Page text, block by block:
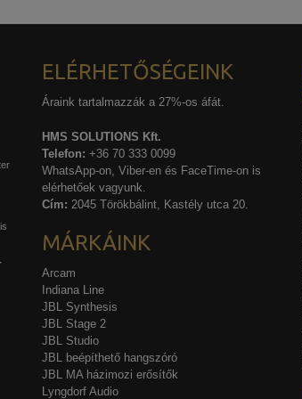
ELÉRHETŐSÉGEINK
Áraink tartalmazzák a 27%-os áfát.
HMS SOLUTIONS Kft.
Telefon: +36 70 333 0099
WhatsApp-on, Viber-en és FaceTime-on is
elérhetőek vagyunk.
Cím: 2045 Törökbálint, Kastély utca 20.
MÁRKÁINK
Arcam
Indiana Line
JBL Synthesis
JBL Stage 2
JBL Studio
JBL beépíthető hangszóró
JBL MA házimozi erősítők
Lyngdorf Audio